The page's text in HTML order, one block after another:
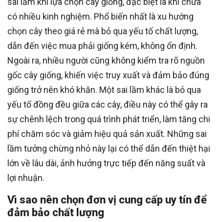
có nhiều kinh nghiệm. Phổ biến nhất là xu hướng
chọn cây theo giá rẻ mà bỏ qua yếu tố chất lượng,
dẫn đến việc mua phải giống kém, không ổn định.
Ngoài ra, nhiều người cũng không kiểm tra rõ nguồn
gốc cây giống, khiến việc truy xuất và đảm bảo đúng
giống trở nên khó khăn. Một sai lầm khác là bỏ qua
yếu tố đồng đều giữa các cây, điều này có thể gây ra
sự chênh lệch trong quá trình phát triển, làm tăng chi
phí chăm sóc và giảm hiệu quả sản xuất. Những sai
lầm tưởng chừng nhỏ này lại có thể dẫn đến thiệt hại
lớn về lâu dài, ảnh hưởng trực tiếp đến năng suất và
lợi nhuận.
Vì sao nên chọn đơn vị cung cấp uy tín để
đảm bảo chất lượng